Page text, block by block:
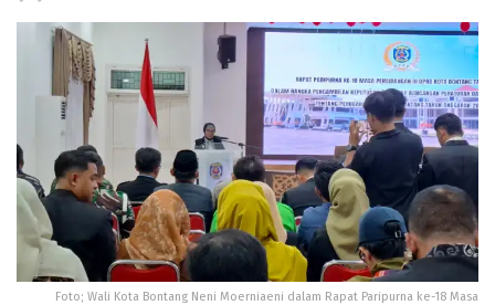
Foto; Wali Kota Bontang Neni Moerniaeni dalam Rapat Paripurna ke-18 Masa